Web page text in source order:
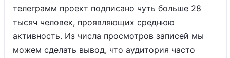
телеграмм проект подписано чуть больше 28
тысяч человек, проявляющих среднюю
активность. Из числа просмотров записей мы
можем сделать вывод, что аудитория часто